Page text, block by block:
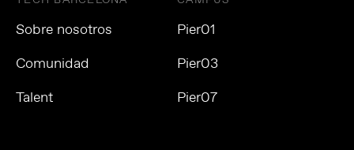
Sobre nosotros
Comunidad
Talent
Pier01
Pier03
Pier07